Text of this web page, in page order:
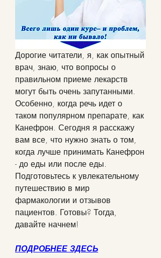
Дорогие читатели, я, как опытный
врач, знаю, что вопросы о
правильном приеме лекарств
могут быть очень запутанными.
Особенно, когда речь идет о
таком популярном препарате, как
Канефрон. Сегодня я расскажу
вам все, что нужно знать о том,
когда лучше принимать Канефрон
- до еды или после еды.
Подготовьтесь к увлекательному
путешествию в мир
фармакологии и отзывов
пациентов. Готовы? Тогда,
давайте начнем!
ПОДРОБНЕЕ ЗДЕСЬ